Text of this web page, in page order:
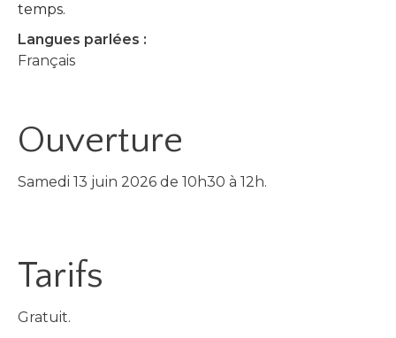
temps.
Langues parlées :
Français
Ouverture
Samedi 13 juin 2026 de 10h30 à 12h.
Tarifs
Gratuit.